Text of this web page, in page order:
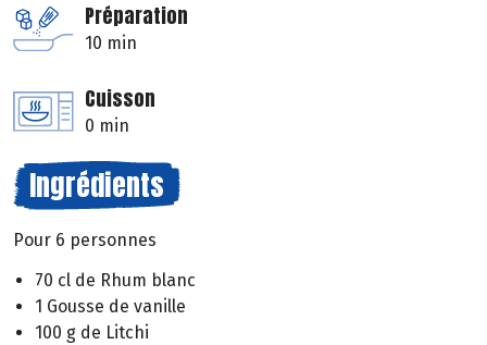
Préparation
10 min
Cuisson
0 min
Ingrédients
Pour 6 personnes
70 cl de Rhum blanc
1 Gousse de vanille
100 g de Litchi